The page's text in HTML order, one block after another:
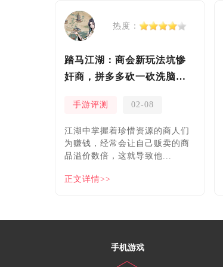
热度：
踏马江湖：商会新玩法坑惨
奸商，拼多多砍一砍洗脑夏
手游评测 02-08
​江湖中掌握着珍惜资源的商人们
为赚钱，经常会让自己贩卖的商
品溢价数倍，这就导致他...
正文详情>>
手机游戏